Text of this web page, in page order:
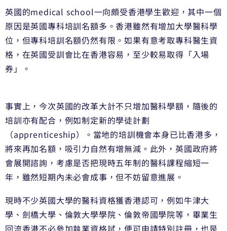
英國的medical school一向頗受香港學生歡迎，其中一個
原因是英國專科培訓名額多。香港雖然有增加大學醫科學
位，但專科培訓名額仍然有限。如果有意考取專科醫生資
格，在英國受訓會比在香港容易，至少較易取得「入場
券」。
事實上，今次英國的改革大計不只增加醫科學額，隨後的
培訓亦有配合，例如制定新的學徒計劃
（apprenticeship）。當地的培訓機會本身已比香港多，
將來再加名額，吸引力自然有增無減。此外，英國政府將
會展開諮詢，考慮是否把現時五年制的醫科課程縮短一
年，雖然短期內未必會成事，但不妨留意進展。
現時不少英國大學的醫科資格獲香港認可，例如牛津大
學、劍橋大學、倫敦大學學院、倫敦帝國學院等，畢業生
回流香港不必參加執業資格試，便可申請特別註冊，也是